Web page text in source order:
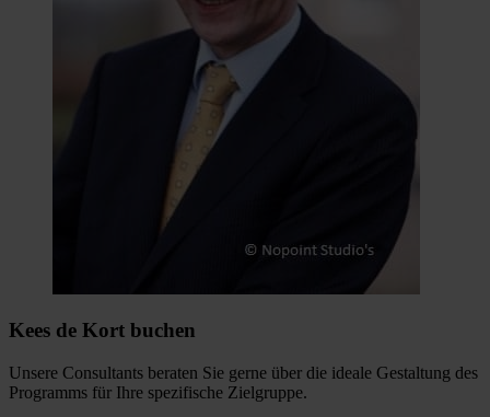
Kees de Kort buchen
Unsere Consultants beraten Sie gerne über die ideale Gestaltung des
Programms für Ihre spezifische Zielgruppe.